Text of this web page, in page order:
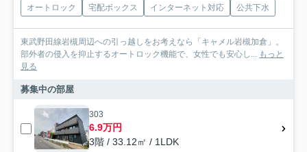
オートロック 宅配ボックス インターネット対応 公共下水
東武野田線岩槻周辺への引っ越しをお考えなら「キャメル岩槻加倉」。
部外者の侵入を抑止するオートロック機能で、女性でも安心し... もっと
見る
募集中の部屋
303
6.9万円
3階 / 33.12㎡ / 1LDK